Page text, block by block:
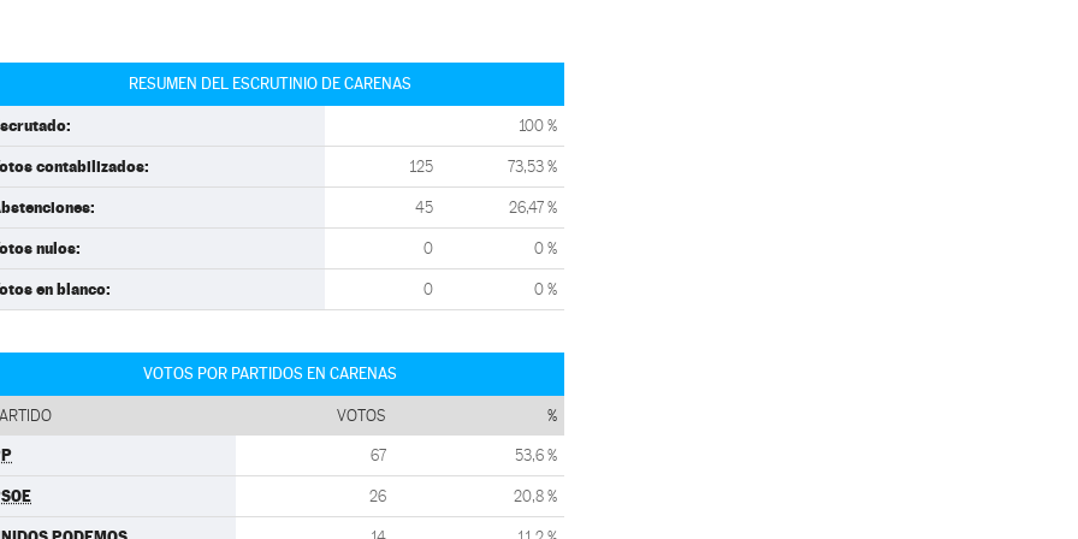
RESUMEN DEL ESCRUTINIO DE CARENAS
100 %
contabilizados: 125 73,53 %
45 26,47 %
nulos: 0 0 %
en blanco: 0 0 %
VOTOS POR PARTIDOS EN CARENAS
VOTOS %
67 53,6 %
26 20,8 %